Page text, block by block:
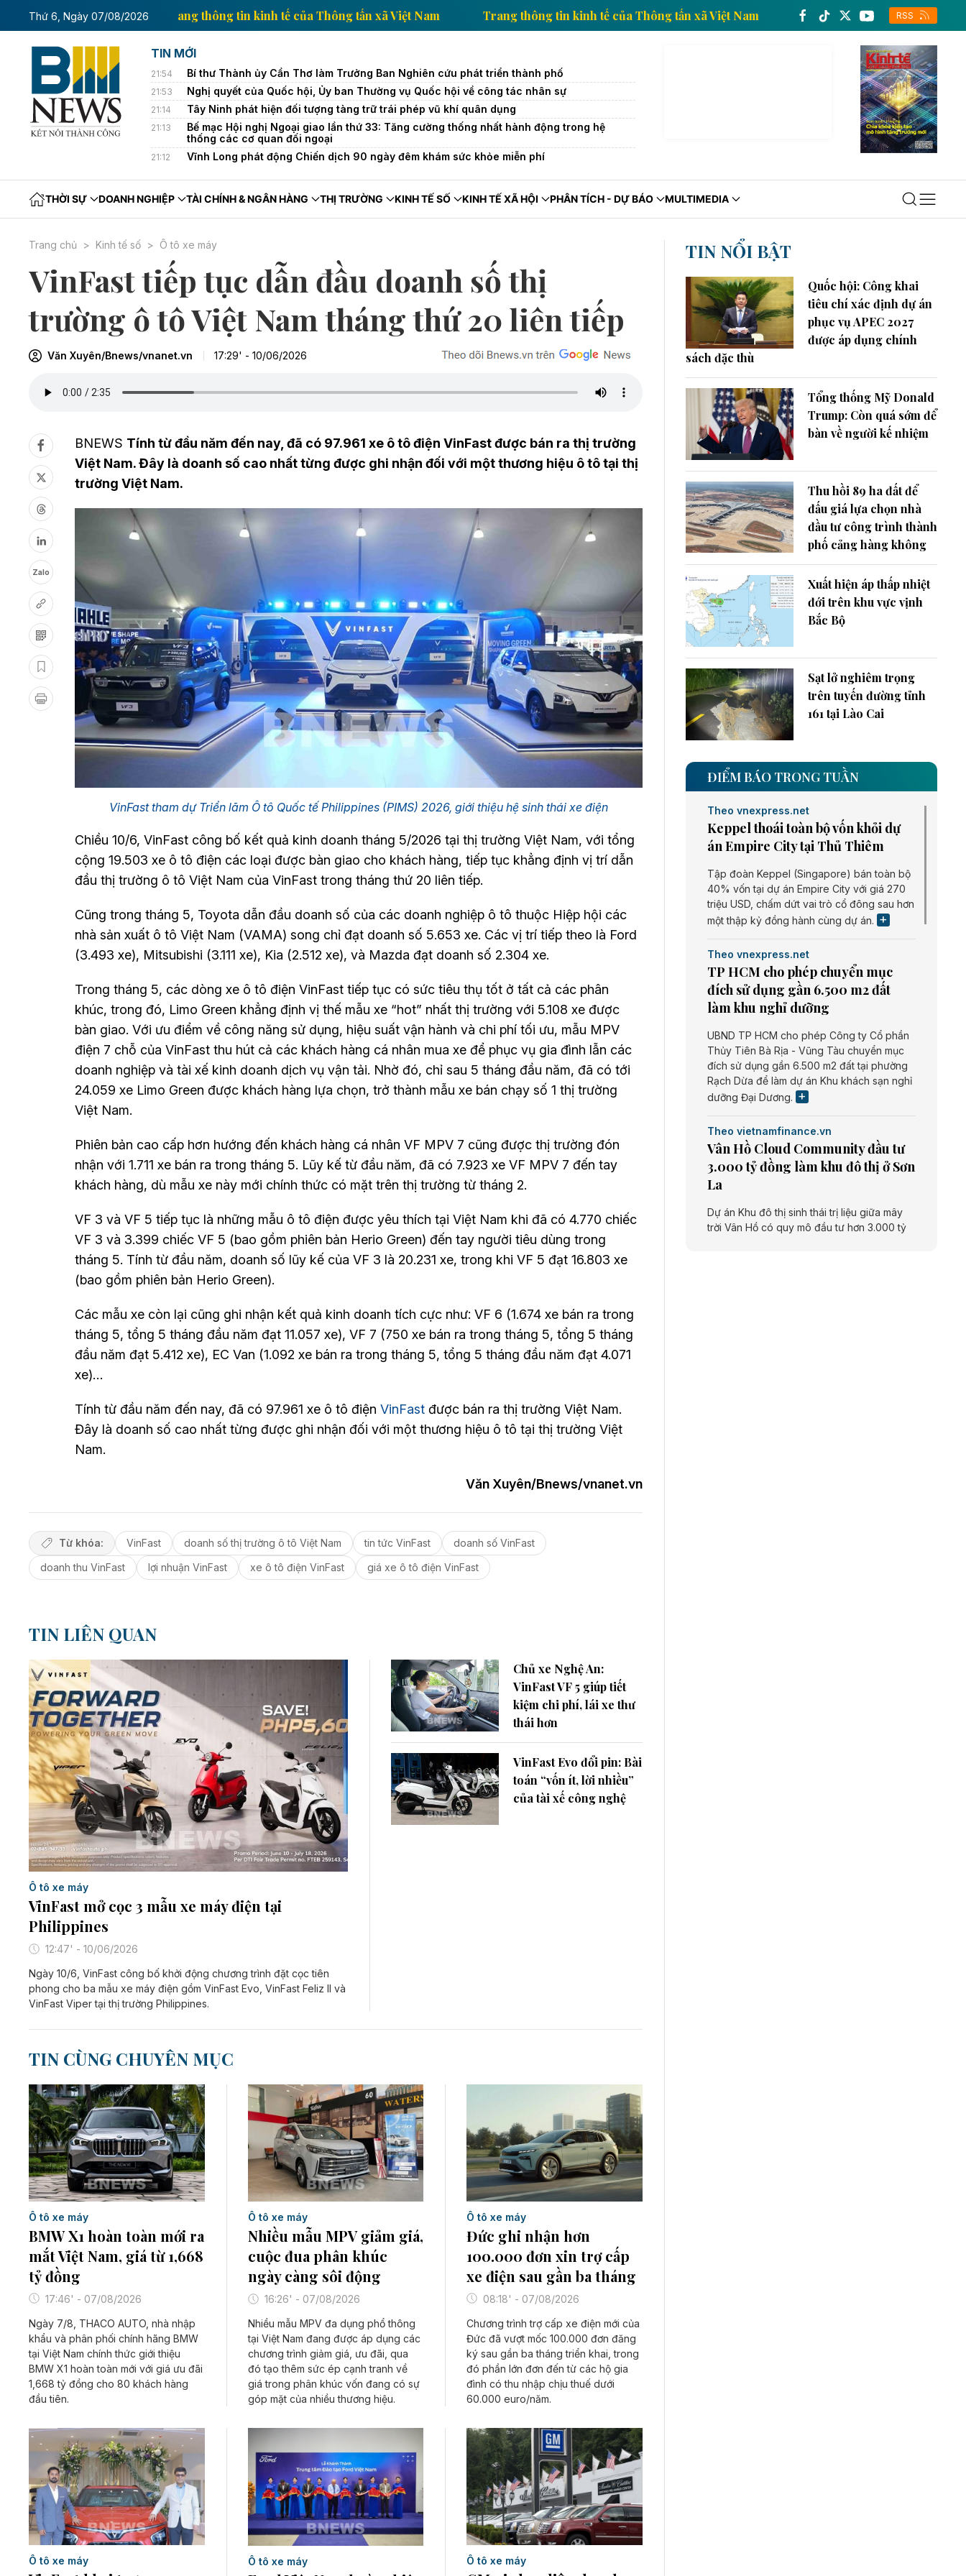
Thứ 6, Ngày 07/08/2026
tế của Thông tấn xã Việt Nam Trang thông tin kinh tế của Thông tấn xã Việt Nam Trang thông tin kinh tế của Thông tấn xã Việt Nam Trang thông tin
RSS
TIN MỚI
21:54 Bí thư Thành ủy Cần Thơ làm Trưởng Ban Nghiên cứu phát triển thành phố
21:53 Nghị quyết của Quốc hội, Ủy ban Thường vụ Quốc hội về công tác nhân sự
21:14 Tây Ninh phát hiện đối tượng tàng trữ trái phép vũ khí quân dụng
21:13
Bế mạc Hội nghị Ngoại giao lần thứ 33: Tăng cường thống nhất hành động trong hệ
thống các cơ quan đối ngoại
21:12 Vĩnh Long phát động Chiến dịch 90 ngày đêm khám sức khỏe miễn phí
THỜI SỰ DOANH NGHIỆP TÀI CHÍNH & NGÂN HÀNG THỊ TRƯỜNG KINH TẾ SỐ KINH TẾ XÃ HỘI PHÂN TÍCH - DỰ BÁO MULTIMEDIA
Trang chủ Kinh tế số Ô tô xe máy
VinFast tiếp tục dẫn đầu doanh số thị
trường ô tô Việt Nam tháng thứ 20 liên tiếp
Văn Xuyên/Bnews/vnanet.vn 17:29' - 10/06/2026
Zalo
BNEWS Tính từ đầu năm đến nay, đã có 97.961 xe ô tô điện VinFast được bán ra thị trường
Việt Nam. Đây là doanh số cao nhất từng được ghi nhận đối với một thương hiệu ô tô tại thị
trường Việt Nam.
VinFast tham dự Triển lãm Ô tô Quốc tế Philippines (PIMS) 2026, giới thiệu hệ sinh thái xe điện
Chiều 10/6, VinFast công bố kết quả kinh doanh tháng 5/2026 tại thị trường Việt Nam, với tổng
cộng 19.503 xe ô tô điện các loại được bàn giao cho khách hàng, tiếp tục khẳng định vị trí dẫn
đầu thị trường ô tô Việt Nam của VinFast trong tháng thứ 20 liên tiếp.
Cũng trong tháng 5, Toyota dẫn đầu doanh số của các doanh nghiệp ô tô thuộc Hiệp hội các
nhà sản xuất ô tô Việt Nam (VAMA) song chỉ đạt doanh số 5.653 xe. Các vị trí tiếp theo là Ford
(3.493 xe), Mitsubishi (3.111 xe), Kia (2.512 xe), và Mazda đạt doanh số 2.304 xe.
Trong tháng 5, các dòng xe ô tô điện VinFast tiếp tục có sức tiêu thụ tốt ở tất cả các phân
khúc, trong đó, Limo Green khẳng định vị thế mẫu xe “hot” nhất thị trường với 5.108 xe được
bàn giao. Với ưu điểm về công năng sử dụng, hiệu suất vận hành và chi phí tối ưu, mẫu MPV
điện 7 chỗ của VinFast thu hút cả các khách hàng cá nhân mua xe để phục vụ gia đình lẫn các
doanh nghiệp và tài xế kinh doanh dịch vụ vận tải. Nhờ đó, chỉ sau 5 tháng đầu năm, đã có tới
24.059 xe Limo Green được khách hàng lựa chọn, trở thành mẫu xe bán chạy số 1 thị trường
Việt Nam.
Phiên bản cao cấp hơn hướng đến khách hàng cá nhân VF MPV 7 cũng được thị trường đón
nhận với 1.711 xe bán ra trong tháng 5. Lũy kế từ đầu năm, đã có 7.923 xe VF MPV 7 đến tay
khách hàng, dù mẫu xe này mới chính thức có mặt trên thị trường từ tháng 2.
VF 3 và VF 5 tiếp tục là những mẫu ô tô điện được yêu thích tại Việt Nam khi đã có 4.770 chiếc
VF 3 và 3.399 chiếc VF 5 (bao gồm phiên bản Herio Green) đến tay người tiêu dùng trong
tháng 5. Tính từ đầu năm, doanh số lũy kế của VF 3 là 20.231 xe, trong khi VF 5 đạt 16.803 xe
(bao gồm phiên bản Herio Green).
Các mẫu xe còn lại cũng ghi nhận kết quả kinh doanh tích cực như: VF 6 (1.674 xe bán ra trong
tháng 5, tổng 5 tháng đầu năm đạt 11.057 xe), VF 7 (750 xe bán ra trong tháng 5, tổng 5 tháng
đầu năm đạt 5.412 xe), EC Van (1.092 xe bán ra trong tháng 5, tổng 5 tháng đầu năm đạt 4.071
xe)…
Tính từ đầu năm đến nay, đã có 97.961 xe ô tô điện VinFast được bán ra thị trường Việt Nam.
Đây là doanh số cao nhất từng được ghi nhận đối với một thương hiệu ô tô tại thị trường Việt
Nam.
Văn Xuyên/Bnews/vnanet.vn
Từ khóa: VinFast doanh số thị trường ô tô Việt Nam tin tức VinFast
doanh số VinFast
doanh thu VinFast
lợi nhuận VinFast xe ô tô điện VinFast giá xe ô tô điện VinFast
TIN LIÊN QUAN
Ô tô xe máy
VinFast mở cọc 3 mẫu xe máy điện tại
Philippines
12:47' - 10/06/2026
Ngày 10/6, VinFast công bố khởi động chương trình đặt cọc tiên
phong cho ba mẫu xe máy điện gồm VinFast Evo, VinFast Feliz II và
VinFast Viper tại thị trường Philippines.
Chủ xe Nghệ An:
VinFast VF 5 giúp tiết
kiệm chi phí, lái xe thư
thái hơn
VinFast Evo đổi pin: Bài
toán “vốn ít, lời nhiều”
của tài xế công nghệ
TIN CÙNG CHUYÊN MỤC
Ô tô xe máy
BMW X1 hoàn toàn mới ra
mắt Việt Nam, giá từ 1,668
tỷ đồng
17:46' - 07/08/2026
Ngày 7/8, THACO AUTO, nhà nhập
khẩu và phân phối chính hãng BMW
tại Việt Nam chính thức giới thiệu
BMW X1 hoàn toàn mới với giá ưu đãi
1,668 tỷ đồng cho 80 khách hàng
đầu tiên.
Ô tô xe máy
Nhiều mẫu MPV giảm giá,
cuộc đua phân khúc
ngày càng sôi động
16:26' - 07/08/2026
Nhiều mẫu MPV đa dụng phổ thông
tại Việt Nam đang được áp dụng các
chương trình giảm giá, ưu đãi, qua
đó tạo thêm sức ép cạnh tranh về
giá trong phân khúc vốn đang có sự
góp mặt của nhiều thương hiệu.
Ô tô xe máy
Đức ghi nhận hơn
100.000 đơn xin trợ cấp
xe điện sau gần ba tháng
08:18' - 07/08/2026
Chương trình trợ cấp xe điện mới của
Đức đã vượt mốc 100.000 đơn đăng
ký sau gần ba tháng triển khai, trong
đó phần lớn đơn đến từ các hộ gia
đình có thu nhập chịu thuế dưới
60.000 euro/năm.
Ô tô xe máy Ô tô xe máy Ô tô xe máy
TIN NỔI BẬT
Quốc hội: Công khai
tiêu chí xác định dự án
phục vụ APEC 2027
được áp dụng chính
sách đặc thù
Tổng thống Mỹ Donald
Trump: Còn quá sớm để
bàn về người kế nhiệm
Thu hồi 89 ha đất để
đấu giá lựa chọn nhà
đầu tư công trình thành
phố cảng hàng không
Xuất hiện áp thấp nhiệt
đới trên khu vực vịnh
Bắc Bộ
Sạt lở nghiêm trọng
trên tuyến đường tỉnh
161 tại Lào Cai
ĐIỂM BÁO TRONG TUẦN
Theo vnexpress.net
Keppel thoái toàn bộ vốn khỏi dự
án Empire City tại Thủ Thiêm
Tập đoàn Keppel (Singapore) bán toàn bộ
40% vốn tại dự án Empire City với giá 270
triệu USD, chấm dứt vai trò cổ đông sau hơn
một thập kỷ đồng hành cùng dự án.
Theo vnexpress.net
TP HCM cho phép chuyển mục
đích sử dụng gần 6.500 m2 đất
làm khu nghỉ dưỡng
UBND TP HCM cho phép Công ty Cổ phần
Thủy Tiên Bà Rịa - Vũng Tàu chuyển mục
đích sử dụng gần 6.500 m2 đất tại phường
Rạch Dừa để làm dự án Khu khách sạn nghỉ
dưỡng Đại Dương.
Theo vietnamfinance.vn
Vân Hồ Cloud Community đầu tư
3.000 tỷ đồng làm khu đô thị ở Sơn
La
Dự án Khu đô thị sinh thái trị liệu giữa mây
trời Vân Hồ có quy mô đầu tư hơn 3.000 tỷ